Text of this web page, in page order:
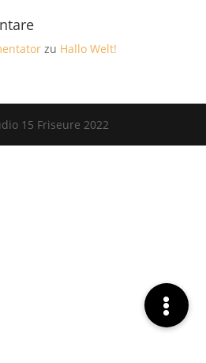
zu Hallo Welt!
15 Friseure 2022